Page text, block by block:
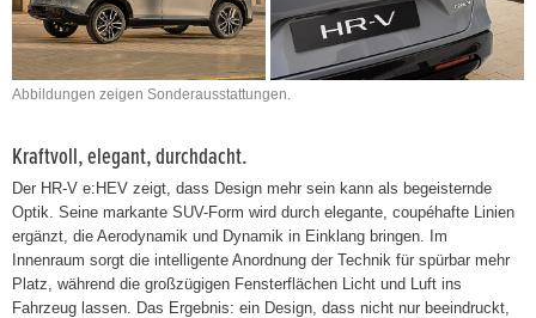
Abbildungen zeigen Sonderausstattungen.
Kraftvoll, elegant, durchdacht.
Der HR-V e:HEV zeigt, dass Design mehr sein kann als begeisternde
Optik. Seine markante SUV-Form wird durch elegante, coupéhafte Linien
ergänzt, die Aerodynamik und Dynamik in Einklang bringen. Im
Innenraum sorgt die intelligente Anordnung der Technik für spürbar mehr
Platz, während die großzügigen Fensterflächen Licht und Luft ins
Fahrzeug lassen. Das Ergebnis: ein Design, dass nicht nur beeindruckt,